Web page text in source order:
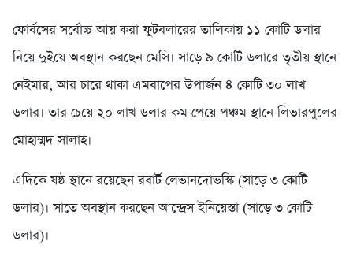
ফোর্বসের সর্বোচ্চ আয় করা ফুটবলারের তালিকায় ১১ কোটি ডলার
নিয়ে দুইয়ে অবস্থান করছেন মেসি। সাড়ে ৯ কোটি ডলারে তৃতীয় স্থানে
নেইমার, আর চারে থাকা এমবাপের উপার্জন ৪ কোটি ৩০ লাখ
ডলার। তার চেয়ে ২০ লাখ ডলার কম পেয়ে পঞ্চম স্থানে লিভারপুলের
মোহাম্মদ সালাহ।
এদিকে ষষ্ঠ স্থানে রয়েছেন রবার্ট লেভানদোভস্কি (সাড়ে ৩ কোটি
ডলার)। সাতে অবস্থান করছেন আন্দ্রেস ইনিয়েস্তা (সাড়ে ৩ কোটি
ডলার)।